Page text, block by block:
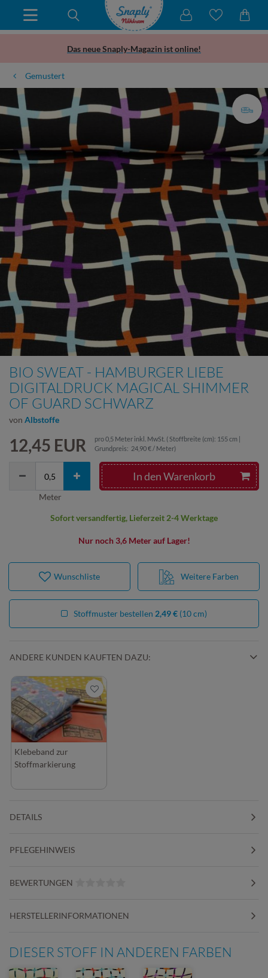
Das neue Snaply-Magazin ist online!
Gemustert
BIO SWEAT - HAMBURGER LIEBE
DIGITALDRUCK MAGICAL SHIMMER
OF GUARD SCHWARZ
von Albstoffe
12,45 EUR pro0,5 Meter inkl. MwSt. ( Stoffbreite (cm): 155 cm |
Grundpreis: 24,90 € / Meter)
Nur noch 3,6 Meter auf Lager!
In den Warenkorb
Meter
Sofort versandfertig, Lieferzeit 2-4 Werktage
Weitere Farben
Wunschliste
Stoffmuster bestellen 2,49 € (10 cm)
ANDERE KUNDEN KAUFTEN DAZU:
Klebeband zur
Stoffmarkierung
DETAILS
PFLEGEHINWEIS
BEWERTUNGEN
HERSTELLERINFORMATIONEN
DIESER STOFF IN ANDEREN FARBEN